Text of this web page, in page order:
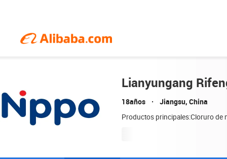
Lianyungang
18años Jiangsu, China
Productos principales:Cloruro de